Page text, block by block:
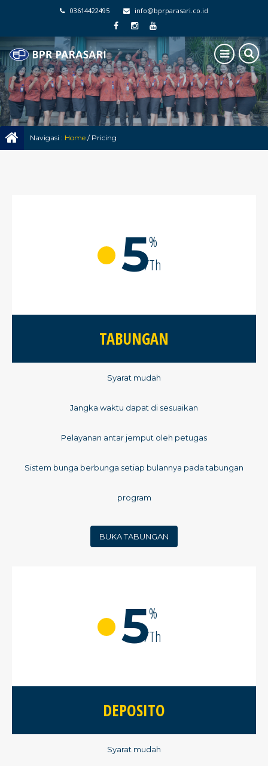
03614422495 info@bprparasari.co.id
Navigasi : Home / Pricing
5%
/Th
TABUNGAN
Syarat mudah
Jangka waktu dapat di sesuaikan
Pelayanan antar jemput oleh petugas
Sistem bunga berbunga setiap bulannya pada tabungan
program
BUKA TABUNGAN
5%
/Th
DEPOSITO
Syarat mudah